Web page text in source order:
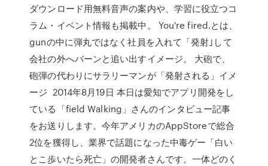
ダウンロード用無料音声の案内や、学習に役立つコ
ラム・イベント情報も掲載中。 You're fired.とは、
gunの中に弾丸ではなく社員を入れて「発射｣して
会社の外へバーンと追い出すイメージ。 大砲で、
砲弾の代わりにサラリーマンが「発射される」イメ
ージ 2014年8月19日 本日は愛知でアプリ開発をし
ている「field Walking」さんのインタビュー記事
をお送りします。今年アメリカのAppStoreで総合
2位を獲得し、業界で話題になった中毒ゲー「白い
とこ歩いたら死亡」の開発者さんです。一体どのく